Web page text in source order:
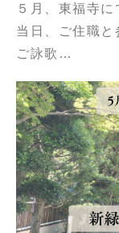
５月、東福寺
当日、ご住職と
ご詠歌…